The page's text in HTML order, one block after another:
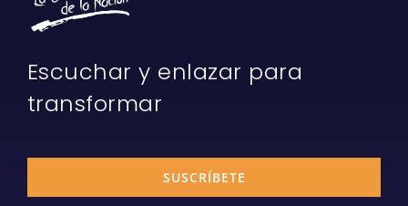
Escuchar y enlazar para
transformar
SUSCRÍBETE